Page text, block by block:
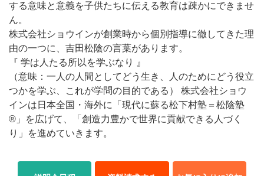
する意味と意義を子供たちに伝える教育は疎かにできませ
ん。
株式会社ショウインが創業時から個別指導に徹してきた理
由の一つに、吉田松陰の言葉があります。
『 学は人たる所以を学ぶなり 』
（意味：一人の人間としてどう生き、人のためにどう役立
つかを学ぶ、これが学問の目的である） 株式会社ショウ
インは日本全国・海外に「現代に蘇る松下村塾＝松陰塾
®」を広げて、「創造力豊かで世界に貢献できる人づく
り」を進めていきます。